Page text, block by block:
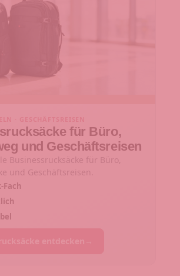
für Büro,
und Geschäftsreisen
Businessrucksäcke für Büro,
und Geschäftsreisen.
Fach